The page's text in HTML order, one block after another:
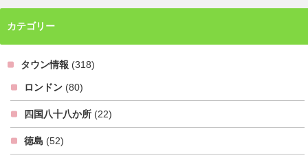
カテゴリー
タウン情報 (318)
ロンドン (80)
四国八十八か所 (22)
徳島 (52)